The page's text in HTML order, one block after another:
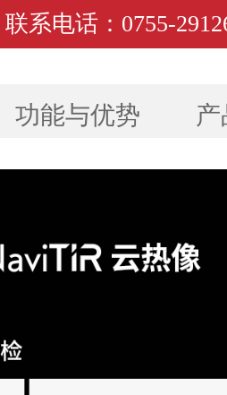
联系电话：0755-
功能与优势
基本参数
辨率
型